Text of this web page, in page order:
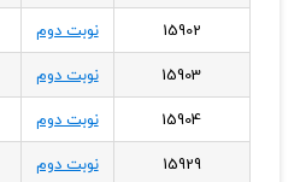
15902
نوبت دوم
15903
نوبت دوم
15904
نوبت دوم
15929
نوبت دوم